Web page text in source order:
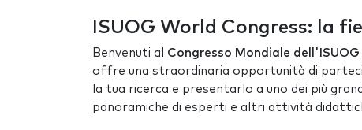
ISUOG World Congress: la
Benvenuti al Congresso Mondiale
offre una straordinaria opportunità di
la tua ricerca e presentarlo a uno dei più
panoramiche di esperti e altri attività